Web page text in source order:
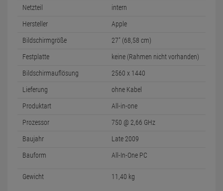
Netzteil intern
Hersteller Apple
Bildschirmgröße 27" (68,58 cm)
Festplatte keine (Rahmen nicht vorhanden)
Bildschirmauflösung 2560 x 1440
Lieferung ohne Kabel
Produktart All-in-one
Prozessor 750 @ 2,66 GHz
Baujahr Late 2009
Bauform All-In-One PC
Gewicht 11,40 kg